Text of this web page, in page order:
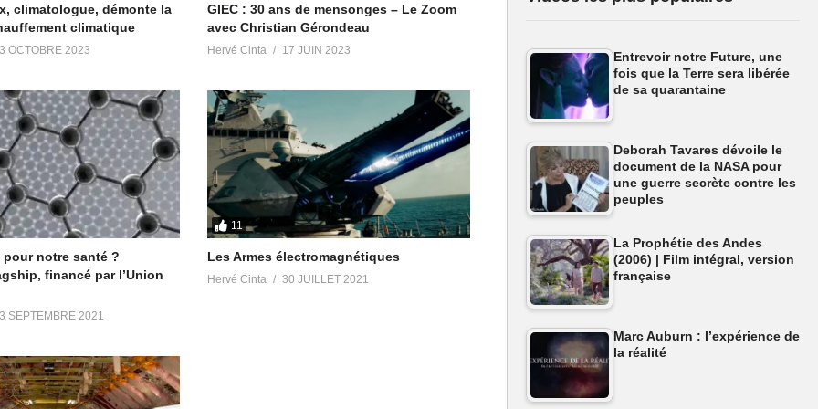
Victoria-Luminis/100063484569378/
https://t.me/avisradiopleiades
climatologue, démonte la
climatique
OCTOBRE 2023
GIEC : 30 ans de mensonges – Le Zoom
avec Christian Gérondeau
Hervé Cinta 17 JUIN 2023
pour notre santé ?
financé par l’Union
SEPTEMBRE 2021
11
Les Armes électromagnétiques
Hervé Cinta 30 JUILLET 2021
Entrevoir notre Future, une
fois que la Terre sera libérée
de sa quarantaine
Deborah Tavares dévoile le
document de la NASA pour
une guerre secrète contre les
peuples
La Prophétie des Andes
(2006) | Film intégral, version
française
Marc Auburn : l’expérience de
la réalité